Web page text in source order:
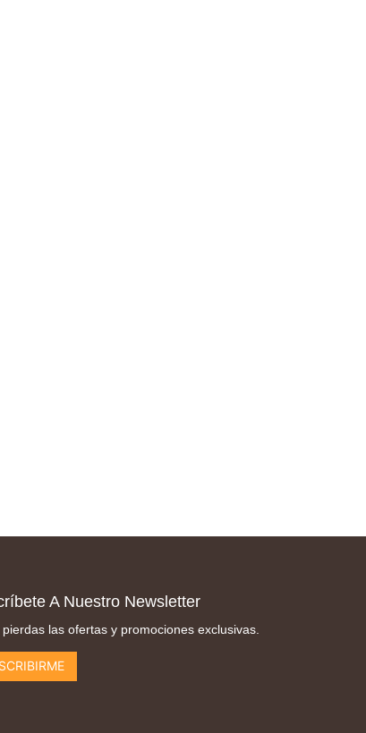
A Nuestro Newsletter
pierdas las ofertas y promociones exclusivas.